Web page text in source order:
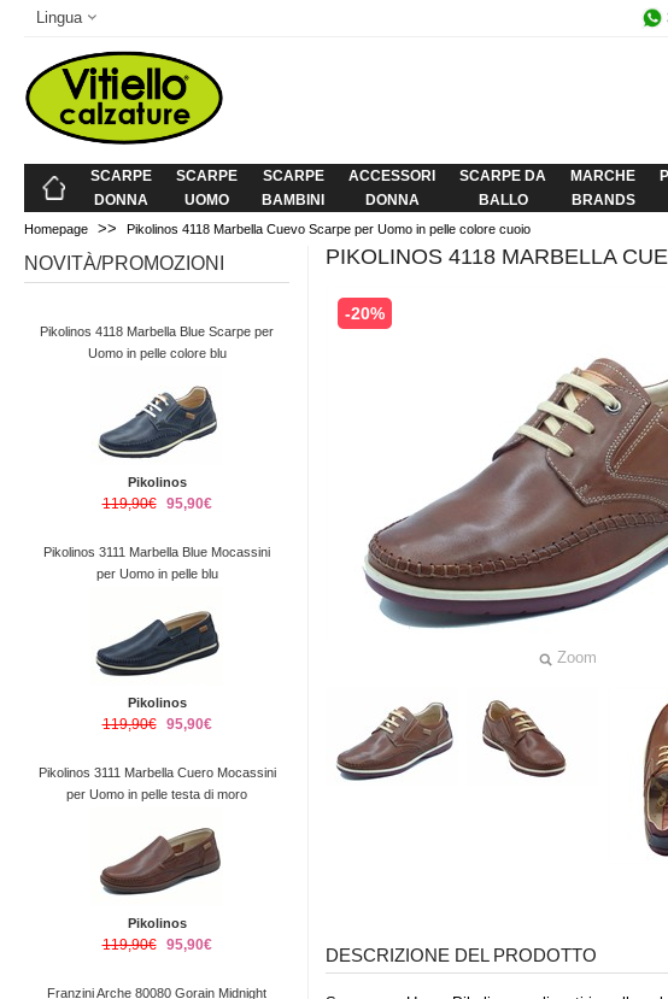
Lingua
SCARPE
DONNA
SCARPE
UOMO
SCARPE
BAMBINI
ACCESSORI
DONNA
SCARPE DA
BALLO
MARCHE
BRANDS
Homepage >> Pikolinos 4118 Marbella Cuevo Scarpe per Uomo in pelle colore cuoio
NOVITÀ/PROMOZIONI
Pikolinos 4118 Marbella Blue Scarpe per
Uomo in pelle colore blu
Pikolinos
119,90€ 95,90€
Pikolinos 3111 Marbella Blue Mocassini
per Uomo in pelle blu
Pikolinos
119,90€ 95,90€
Pikolinos 3111 Marbella Cuero Mocassini
per Uomo in pelle testa di moro
Pikolinos
119,90€ 95,90€
Franzini Arche 80080 Gorain Midnight
PIKOLINOS 4118 MARBELLA
Zoom
-20%
DESCRIZIONE DEL PRODOTTO